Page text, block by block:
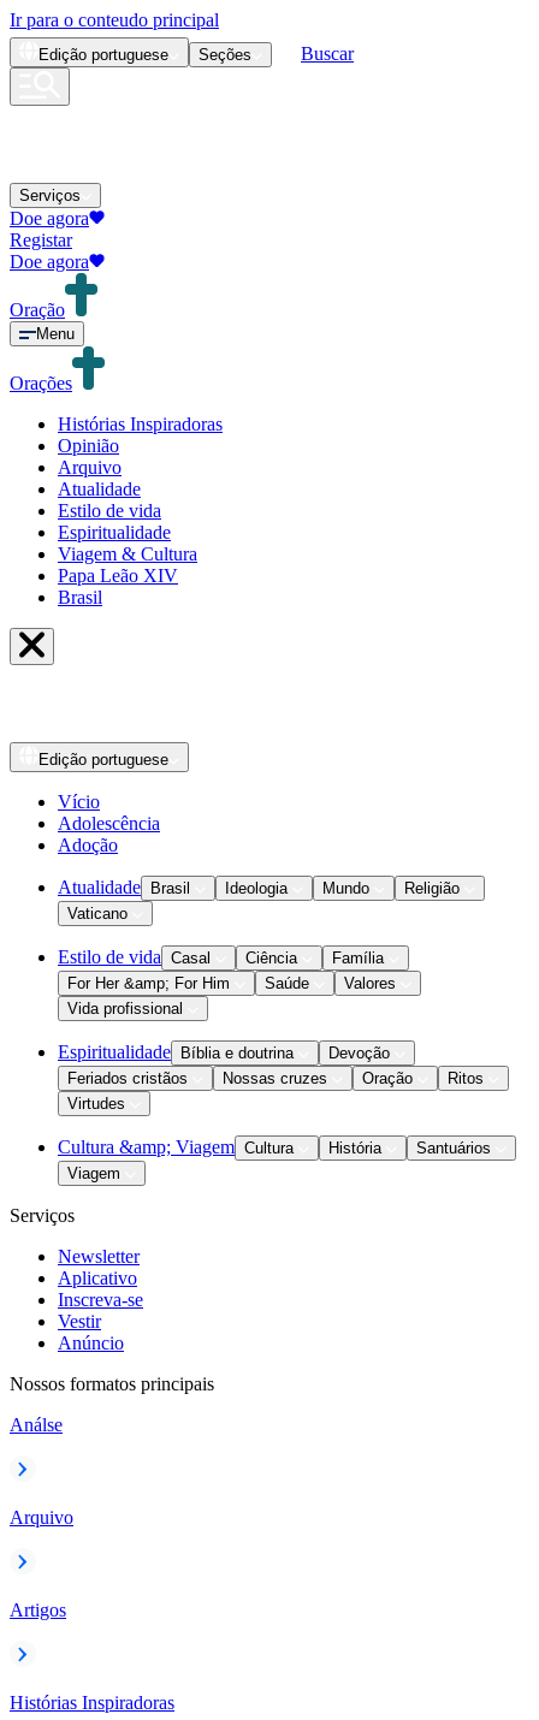
Ir para o conteudo principal
Edição portuguese Seções Buscar
Serviços
Doe agora
Registar
Doe agora
Oração
Menu
Orações
Histórias Inspiradoras
Opinião
Arquivo
Atualidade
Estilo de vida
Espiritualidade
Viagem & Cultura
Papa Leão XIV
Brasil
Edição portuguese
Vício
Adolescência
Adoção
Atualidade Brasil Ideologia Mundo
Religião
Vaticano
Estilo de vida Casal Ciência
Família
For Her &amp; For Him
Saúde
Valores
Vida profissional
Espiritualidade Bíblia e doutrina
Devoção
Feriados cristãos
Nossas cruzes Oração
Ritos
Virtudes
Cultura &amp; Viagem Cultura História
Santuários
Viagem
Serviços
Newsletter
Aplicativo
Inscreva-se
Vestir
Anúncio
Nossos formatos principais
Análse
Arquivo
Artigos
Histórias Inspiradoras